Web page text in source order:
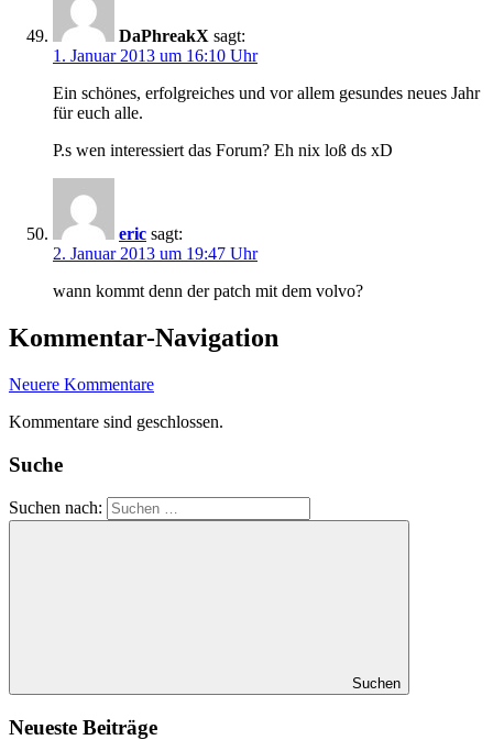
DaPhreakX sagt:
1. Januar 2013 um 16:10 Uhr
Ein schönes, erfolgreiches und vor allem gesundes neues Jahr
für euch alle.
P.s wen interessiert das Forum? Eh nix loß ds xD
eric sagt:
2. Januar 2013 um 19:47 Uhr
wann kommt denn der patch mit dem volvo?
Kommentar-Navigation
Neuere Kommentare
Kommentare sind geschlossen.
Suche
Suchen nach:
Suchen
Neueste Beiträge